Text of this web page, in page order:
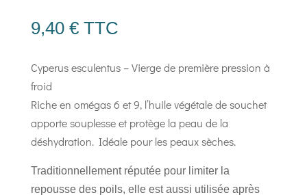
9,40 € TTC
Cyperus esculentus – Vierge de première pression à
froid
Riche en omégas 6 et 9, l’huile végétale de souchet
apporte souplesse et protège la peau de la
déshydration. Idéale pour les peaux sèches.
Traditionnellement réputée pour limiter la
repousse des poils, elle est aussi utilisée après